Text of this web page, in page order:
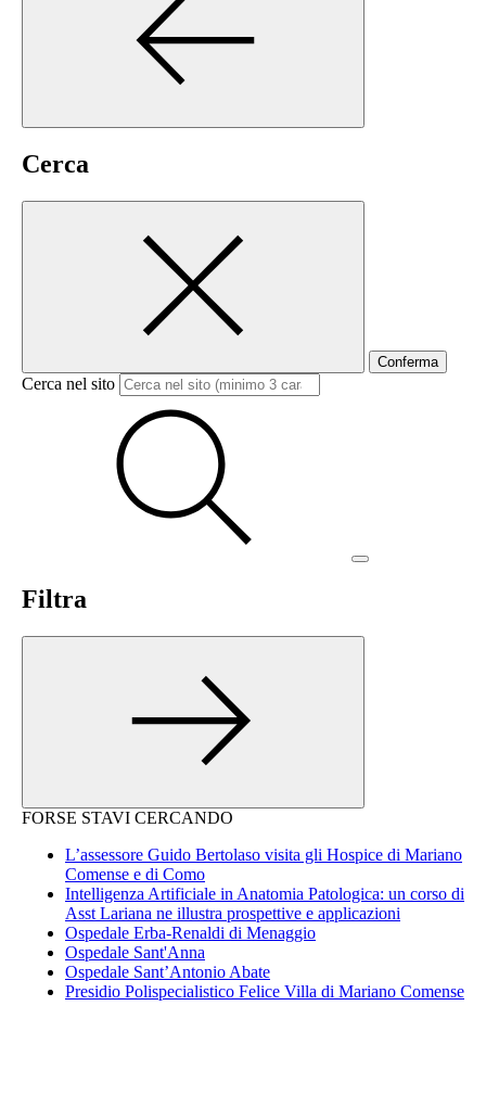
Cerca
Conferma
Cerca nel sito
Filtra
FORSE STAVI CERCANDO
L’assessore Guido Bertolaso visita gli Hospice di Mariano
Comense e di Como
Intelligenza Artificiale in Anatomia Patologica: un corso di
Asst Lariana ne illustra prospettive e applicazioni
Ospedale Erba-Renaldi di Menaggio
Ospedale Sant'Anna
Ospedale Sant’Antonio Abate
Presidio Polispecialistico Felice Villa di Mariano Comense